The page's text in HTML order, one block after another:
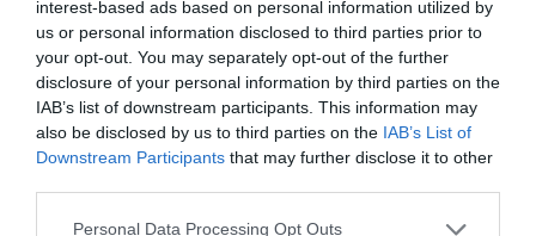
interest-based ads based on personal information utilized by
us or personal information disclosed to third parties prior to
your opt-out. You may separately opt-out of the further
disclosure of your personal information by third parties on the
IAB’s list of downstream participants. This information may
also be disclosed by us to third parties on the IAB’s List of
Downstream Participants that may further disclose it to other
Personal Data Processing Opt Outs